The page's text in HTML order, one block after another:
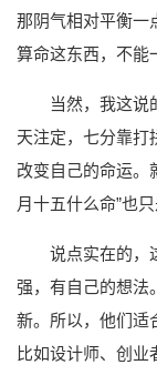
那阴气相对平衡一
算命这东西，不能
当然，我这说
天注定，七分靠打
改变自己的命运。
月十五什么命”也
说点实在的，
强，有自己的想法
新。所以，他们适
比如设计师、创